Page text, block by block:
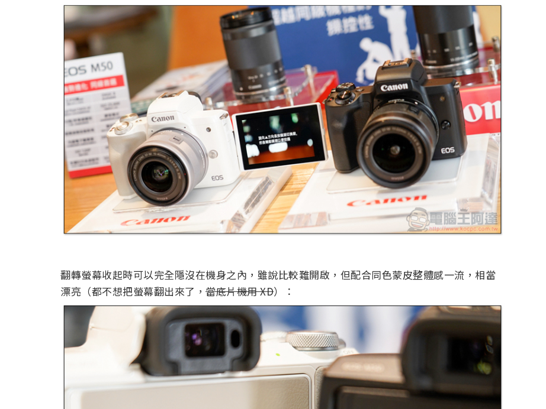
翻轉螢幕收起時可以完全隱沒在機身之內，雖說比較難開啟，但配合同色蒙皮整體感一流，相當
漂亮（都不想把螢幕翻出來了， 當底片機用 XD）：